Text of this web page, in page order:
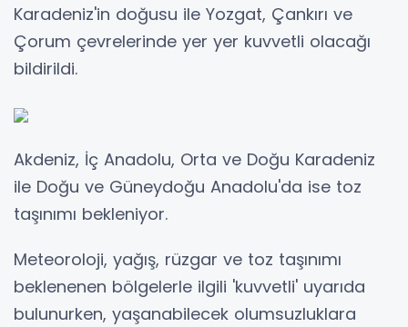
Karadeniz'in doğusu ile Yozgat, Çankırı ve
Çorum çevrelerinde yer yer kuvvetli olacağı
bildirildi.
Akdeniz, İç Anadolu, Orta ve Doğu Karadeniz
ile Doğu ve Güneydoğu Anadolu'da ise toz
taşınımı bekleniyor.
Meteoroloji, yağış, rüzgar ve toz taşınımı
beklenenen bölgelerle ilgili 'kuvvetli' uyarıda
bulunurken, yaşanabilecek olumsuzluklara